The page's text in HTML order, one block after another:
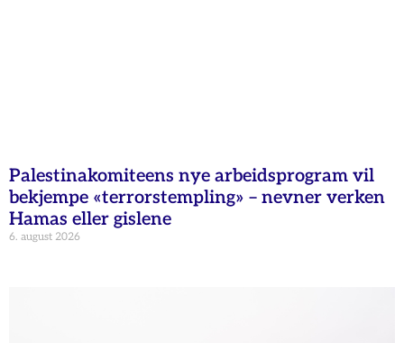
Palestinakomiteens nye arbeidsprogram vil
bekjempe «terrorstempling» – nevner verken
Hamas eller gislene
6. august 2026